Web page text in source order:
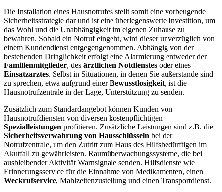
Die Installation eines Hausnotrufes stellt somit eine vorbeugende
Sicherheitsstrategie dar und ist eine überlegenswerte Investition, um
das Wohl und die Unabhängigkeit im eigenen Zuhause zu
bewahren. Sobald ein Notruf eingeht, wird dieser unverzüglich von
einem Kundendienst entgegengenommen. Abhängig von der
bestehenden Dringlichkeit erfolgt eine Alarmierung entweder der
Familienmitglieder, des ärztlichen Notdienstes oder eines
Einsatzarztes. Selbst in Situationen, in denen Sie außerstande sind
zu sprechen, etwa aufgrund einerBewusstlosigkeit, ist die
Hausnotrufzentrale in der Lage, Unterstützung zu senden.
Zusätzlich zum Standardangebot können Kunden von
Hausnotrufdiensten von diversen kostenpflichtigen
Spezialleistungen profitieren. Zusätzliche Leistungen sind z.B. die
Sicherheitsverwahrung von Hausschlüsseln bei der
Notrufzentrale, um den Zutritt zum Haus des Hilfsbedürftigen im
Akutfall zu gewährleisten. Raumüberwachungssysteme, die bei
ausbleibender Aktivität Warnsignale senden. Hilfsdienste wie
Erinnerungsservice für die Einnahme von Medikamenten, einen
Weckrufservice, Mahlzeitenzustellung und einen Transportdienst.